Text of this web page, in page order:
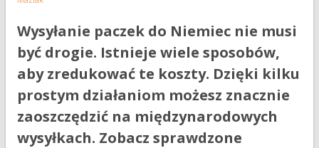
Wysyłanie paczek do Niemiec nie musi
być drogie. Istnieje wiele sposobów,
aby zredukować te koszty. Dzięki kilku
prostym działaniom możesz znacznie
zaoszczędzić na międzynarodowych
wysyłkach. Zobacz sprawdzone